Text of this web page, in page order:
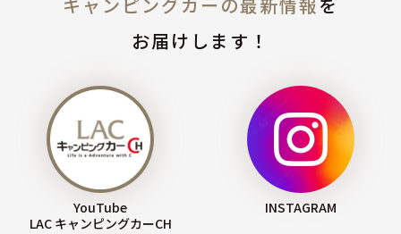
キャンピングカーの最新情報を
お届けします！
YouTube
LAC キャンピングカーCH
INSTAGRAM